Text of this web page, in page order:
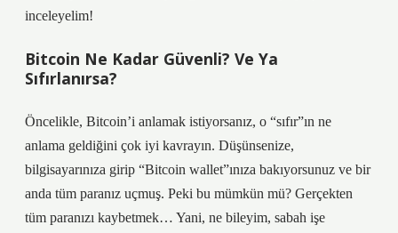
inceleyelim!
Bitcoin Ne Kadar Güvenli? Ve Ya
Sıfırlanırsa?
Öncelikle, Bitcoin’i anlamak istiyorsanız, o “sıfır”ın ne
anlama geldiğini çok iyi kavrayın. Düşünsenize,
bilgisayarınıza girip “Bitcoin wallet”ınıza bakıyorsunuz ve bir
anda tüm paranız uçmuş. Peki bu mümkün mü? Gerçekten
tüm paranızı kaybetmek… Yani, ne bileyim, sabah işe